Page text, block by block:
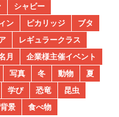
シャビー
ン ピカリッジ
ブタ
レギュラークラス
月
企業様主催イベント
写真 冬 動物
夏
学び 恐竜
昆虫
背景 食べ物